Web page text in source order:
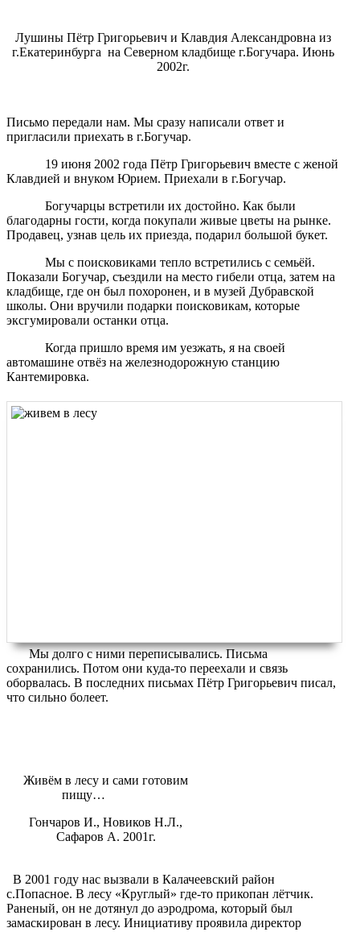
Лушины Пётр Григорьевич и Клавдия Александровна из
г.Екатеринбурга на Северном кладбище г.Богучара. Июнь
2002г.
Письмо передали нам. Мы сразу написали ответ и
пригласили приехать в г.Богучар.
19 июня 2002 года Пётр Григорьевич вместе с женой
Клавдией и внуком Юрием. Приехали в г.Богучар.
Богучарцы встретили их достойно. Как были
благодарны гости, когда покупали живые цветы на рынке.
Продавец, узнав цель их приезда, подарил большой букет.
Мы с поисковиками тепло встретились с семьёй.
Показали Богучар, съездили на место гибели отца, затем на
кладбище, где он был похоронен, и в музей Дубравской
школы. Они вручили подарки поисковикам, которые
эксгумировали останки отца.
Когда пришло время им уезжать, я на своей
автомашине отвёз на железнодорожную станцию
Кантемировка.
Мы долго с ними переписывались. Письма
сохранились. Потом они куда-то переехали и связь
оборвалась. В последних письмах Пётр Григорьевич писал,
что сильно болеет.
Живём в лесу и сами готовим
пищу…
Гончаров И., Новиков Н.Л.,
Сафаров А. 2001г.
В 2001 году нас вызвали в Калачеевский район
с.Попасное. В лесу «Круглый» где-то прикопан лётчик.
Раненый, он не дотянул до аэродрома, который был
замаскирован в лесу. Инициативу проявила директор